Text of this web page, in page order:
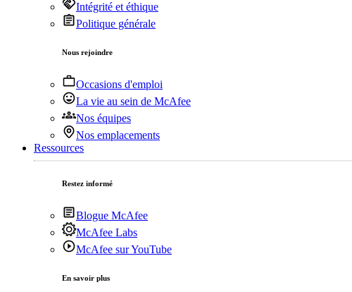
Intégrité et éthique
Politique générale
Nous rejoindre
Occasions d'emploi
La vie au sein de McAfee
Nos équipes
Nos emplacements
Ressources
Restez informé
Blogue McAfee
McAfee Labs
McAfee sur YouTube
En savoir plus